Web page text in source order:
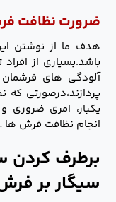
ضرورت نظافت
هدف ما از نوشتن
باشد.بسیاری از
آلودگی های
پردازند،درصورتی
یکبار، امری ضروری
انجام نظافت فرش ها
برطرف کردن
سیگار بر